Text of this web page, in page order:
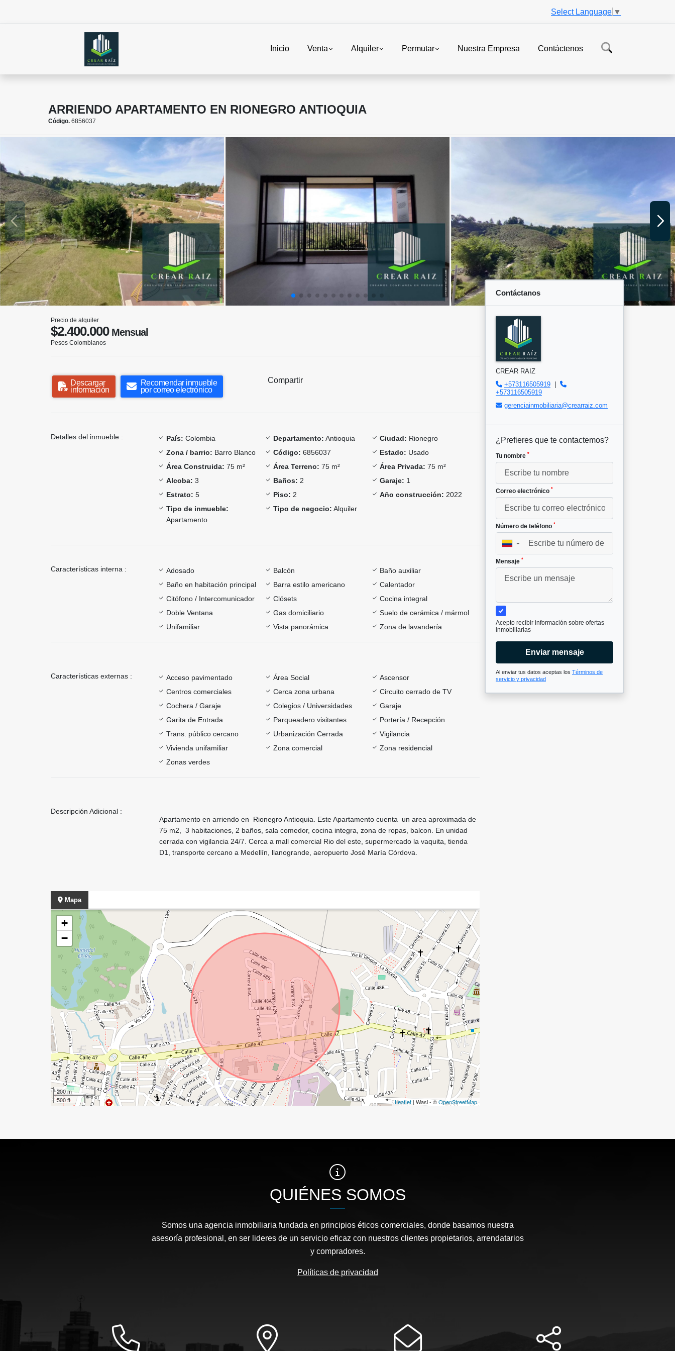
Select Language ▼
Inicio Venta Alquiler Permutar Nuestra Empresa Contáctenos
ARRIENDO APARTAMENTO EN RIONEGRO ANTIOQUIA
Código. 6856037
Precio de alquiler
$2.400.000Mensual
Pesos Colombianos
Descargar
información
Recomendar inmueble
por correo electrónico
Compartir
Detalles del inmueble : País: Colombia Departamento: Antioquia Ciudad: Rionegro
Zona / barrio: Barro Blanco Código: 6856037 Estado: Usado
Área Construida: 75 m² Área Terreno: 75 m² Área Privada: 75 m²
Alcoba: 3 Baños: 2 Garaje: 1
Estrato: 5 Piso: 2 Año construcción: 2022
Tipo de inmueble:
Apartamento
Tipo de negocio: Alquiler
Características interna : Adosado Balcón
Baño auxiliar
Baño en habitación principal
Barra estilo americano
Calentador
Citófono / Intercomunicador
Clósets
Cocina integral
Doble Ventana
Gas domiciliario
Suelo de cerámica / mármol
Unifamiliar
Vista panorámica Zona de lavandería
Características externas : Acceso pavimentado Área Social
Ascensor
Centros comerciales
Cerca zona urbana
Circuito cerrado de TV
Cochera / Garaje
Colegios / Universidades
Garaje
Garita de Entrada
Parqueadero visitantes
Portería / Recepción
Trans. público cercano
Urbanización Cerrada
Vigilancia
Vivienda unifamiliar
Zona comercial
Zona residencial
Zonas verdes
Descripción Adicional :
Apartamento en arriendo en Rionegro Antioquia. Este Apartamento cuenta un area aproximada de
75 m2, 3 habitaciones, 2 baños, sala comedor, cocina integra, zona de ropas, balcon. En unidad
cerrada con vigilancia 24/7. Cerca a mall comercial Rio del este, supermercado la vaquita, tienda
D1, transporte cercano a Medellín, llanogrande, aeropuerto José María Córdova.
Mapa
+
−
200 m
500 ft
Leaflet | Wasi - ©OpenStreetMap
Contáctanos
CREAR RAIZ
+573116505919 |
+573116505919
gerenciainmobiliaria@crearraiz.com
¿Prefieres que te contactemos?
Tu nombre *
Correo electrónico *
Número de teléfono *
▼
Mensaje *
Acepto recibir información sobre ofertas
inmobiliarias
Enviar mensaje
Al enviar tus datos aceptas los Términos de
servicio y privacidad
QUIÉNES SOMOS
Somos una agencia inmobiliaria fundada en principios éticos comerciales, donde basamos nuestra
asesoría profesional, en ser lideres de un servicio eficaz con nuestros clientes propietarios, arrendatarios
y compradores.
Políticas de privacidad